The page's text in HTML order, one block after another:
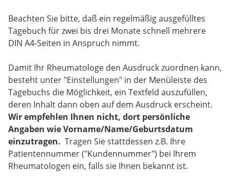
Beachten Sie bitte, daß ein regelmäßig ausgefülltes
Tagebuch für zwei bis drei Monate schnell mehrere
DIN A4-Seiten in Anspruch nimmt.
Damit Ihr Rheumatologe den Ausdruck zuordnen kann,
besteht unter "Einstellungen" in der Menüleiste des
Tagebuchs die Möglichkeit, ein Textfeld auszufüllen,
deren Inhalt dann oben auf dem Ausdruck erscheint.
Wir empfehlen Ihnen nicht, dort persönliche
Angaben wie Vorname/Name/Geburtsdatum
einzutragen. Tragen Sie stattdessen z.B. Ihre
Patientennummer ("Kundennummer") bei Ihrem
Rheumatologen ein, falls sie Ihnen bekannt ist.